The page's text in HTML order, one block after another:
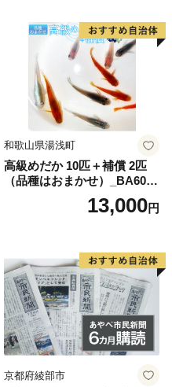
0152-61-6000
和歌山県湯浅町
高級めだか 10匹＋補償 2匹
（品種はおまかせ）_BA6001
13,000円
京都府綾部市